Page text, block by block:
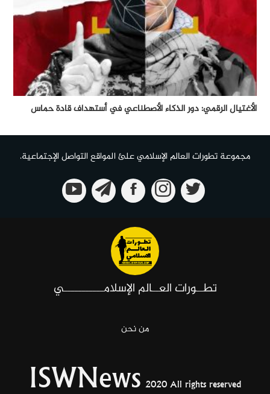
الأغتيال الرقمي: دور الذكاء الأصطناعي في أستهداف قادة حماس
مجموعة تطورات العالم الإسلامي علئ المواقع التواصل الإجتماعية.
تطــورات العــالم الإسلامـــــــــــي
من نحن
ISWNews 2020 All rights reserved